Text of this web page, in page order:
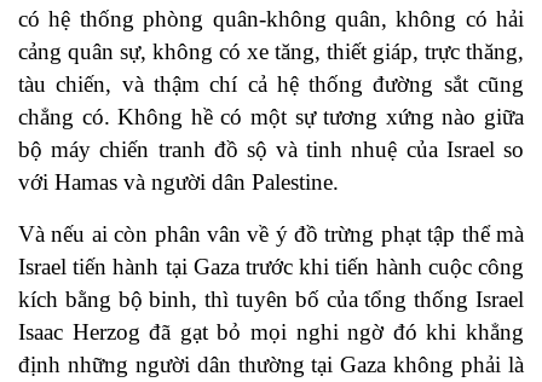
có hệ thống phòng quân-không quân, không có hải
cảng quân sự, không có xe tăng, thiết giáp, trực thăng,
tàu chiến, và thậm chí cả hệ thống đường sắt cũng
chẳng có. Không hề có một sự tương xứng nào giữa
bộ máy chiến tranh đồ sộ và tinh nhuệ của Israel so
với Hamas và người dân Palestine.
Và nếu ai còn phân vân về ý đồ trừng phạt tập thể mà
Israel tiến hành tại Gaza trước khi tiến hành cuộc công
kích bằng bộ binh, thì tuyên bố của tổng thống Israel
Isaac Herzog đã gạt bỏ mọi nghi ngờ đó khi khẳng
định những người dân thường tại Gaza không phải là